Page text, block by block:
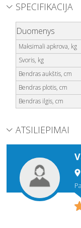
SPECIFIKACIJA
Duomenys
Maksimali apkrova, kg
Svoris, kg
Bendras aukštis, cm
Bendras plotis, cm
Bendras ilgis, cm
ATSILIEPIMAI